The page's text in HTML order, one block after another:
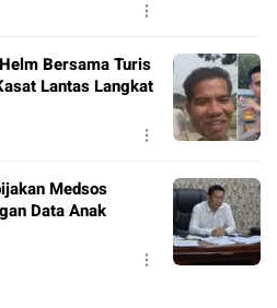
Bersama Turis
Lantas Langkat
Medsos
Data Anak